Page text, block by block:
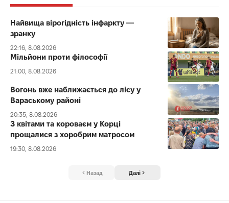
Найвища вірогідність інфаркту —
зранку
22:16, 8.08.2026
Мільйони проти філософії
21:00, 8.08.2026
Вогонь вже наближається до лісу у
Вараському районі
20:35, 8.08.2026
З квітами та короваєм у Корці
прощалися з хоробрим матросом
19:30, 8.08.2026
Назад Далі